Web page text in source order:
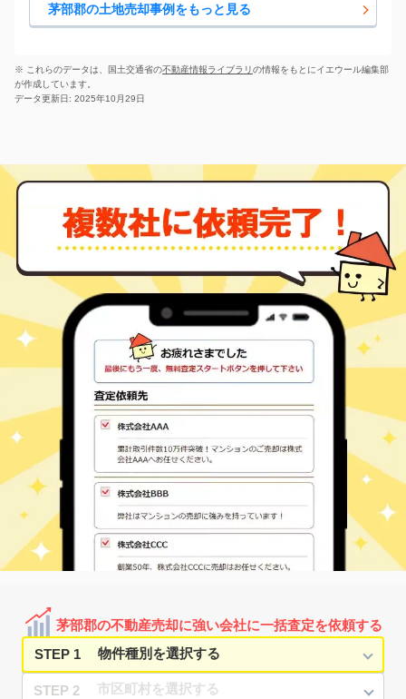
茅部郡の土地売却事例をもっと見る
※ これらのデータは、国土交通省の不動産情報ライブラリの情報をもとにイエウール編集部
が作成しています。
データ更新日: 2025年10月29日
茅部郡の不動産売却に強い会社に一括査定を依頼する
STEP 1
STEP 2